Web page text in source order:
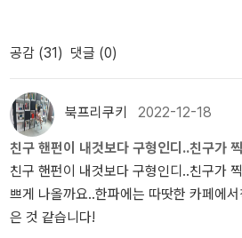
이다. 그의 이야기는 담담하고도 의연해
은 어디까지나 마음의 수양에 따른 내적인
포스팅에서도 밝혔듯이 이 순간의 의미
하지 않고 마주할 수 있었다는 점에서 한
광과 역경보다는 일찍 직시할 수 있었다는
않아도 되었을 텐데 하는 안타까움도 느
지심처럼 자연발생적 본능성과 결부된 불
않으면서도 끼여 들 수 있는 것도 분명 한
범한 시민으로 그 정치인의 후원자가 된
시민은 이제 직업정치인이라는 불편한 옷
하며 할 수 있는 일, 즉 글을 쓰며 설렘으
노년의 삶을 꿈꾼다. 그리고 사랑하는 이
를 실현하기를 바란다. 결국 '나다운' 길을
되, '공동선'을 위해 뜨겁게 연대하는 삶.
어 그것을 힘껏 선동하고 있는 것이다. 덧
직후, 숱한 언론은 내용 중 안철수 관련 부
이 안철수를 '디스'한 것처럼 보도했고,
이는 일부 서평과 SNS에선 유시민이 칼
용하는 저자와 책이 존 스튜어트 밀의 <
임과 그것에 대한 자신의 의지가 중요하다
를 실행하기에는 철드는 것이 어려울 뿐
인에 대한 존재적 공감, 나는 정의에 대해
지 않다. 현실에 대한 정의란 그저 쓰레기
모두가 행복해야 한다고 하나, 사실을 그
을지 모를 사람을 붙잡아 두고 생명장치를
하고 걸어다닐 수 없다. 심지어 의식조차
그의 죽음을 인정하지 않는다. 오히려 안
윤리를 논한다. 그러면서도 길거리에 얼어
나 어조 등으로 인하여 글로 쓰는 것보다
었을 것이다. 그러나, 그의 글쓰기 능력은
을 느낄 수도 있고, 삶이나 죽음에 대한 깊
다는 생각이 든다. 이제, 그는 정치계를 떠
독자들에게 지식 소매상으로서의 임무를
든다. 이 책은 자유인으로서의 '유시민다
서 펴낸 첫 책이기에 그에게도 의미있는
있게 읽을 수 있는 책이고 할 수 있을 것
적하고 동시에 자신의 견해를 상대방으
서는 냉철한 이성이 묻어 나 있는 화술이
반박했을 때 크게 먹혔을지 몰라도 정치
인으로 작용했다. 김영준 민통당 전 최고
“저렇게 옳은 소리를 저토록 싸가지 없이
을까.”라고 말할 정도이니 과거 유 전 의
로 통했다고 할 수 있다. 유시민 안에 있는
황에 냉철하게 승부를 걸 줄 알고, 부조리
국민을 ‘현실 부정’으로 몰아세우며 진영
로 포장하지만, 정작 민주주의의 근간을
위선적 모순을 드러내고 있다. 3. '그의 운
각'의 선동적 본질 비판• 객관성 상실과
의 거취와 운명을 논하면서도 객관적 사실
기보다는 저자의 주관적 혐오와 감정적
침팬지 비유를 통한 인격 모독과 갈라치
무리의 ‘고블린’에 비유하는 자극적인 수
의하면 내가 구입한 유시민 책은 고작 4
사기도 샀지만 내 계정이 아닌 다른 경로
관, 그리고 역시 극히 일부는 알라딘을 이
서 샀던 것 같다. 이런 불일치는 대충 그렇
온 그의 '문과남자의 과학공부'를 보면서
한 분이지만 나와 비슷한 면이 있다고 생
전형적인 문과생이지만 과학책을 꾸준히
학교양서가 인간 이해에 대해 더 대단하
하기 때문이다. 비유적으로 나는 인간이라
공감 (31) 댓글 (0)
북프리쿠키 2022-12-18
친구 핸펀이 내것보다 구형인디..친구가
친구 핸펀이 내것보다 구형인디..친구가
쁘게 나올까요..한파에는 따땃한 카페에
은 것 같습니다!